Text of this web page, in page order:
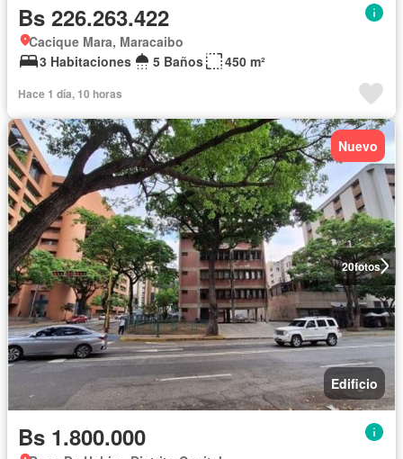
Bs 226.263.422
Cacique Mara, Maracaibo
3 Habitaciones
5 Baños 450 m²
Hace 1 día, 10 horas
20fotos
Nuevo
Edificio
Bs 1.800.000